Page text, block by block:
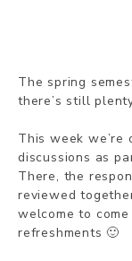
The spring
there’s still
This week we’re
discussions as
There, the
reviewed
welcome to
refreshments 🙂